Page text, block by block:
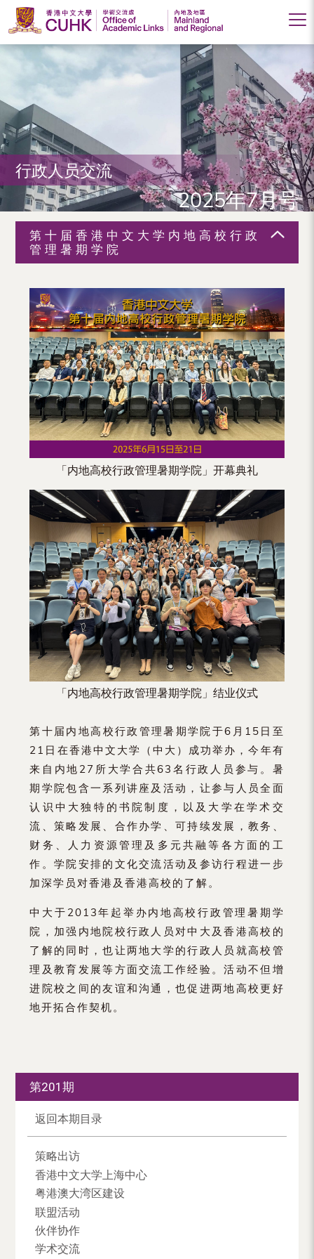
香
港
中
文
大
学
学
术
（内
区）
行政人员交流
2025年7月号
第十届香港中文大学内地高校行政
管理暑期学院
「内地高校行政管理暑期学院」开幕典礼
「内地高校行政管理暑期学院」结业仪式
第十届内地高校行政管理暑期学院于6月15日至
21日在香港中文大学（中大）成功举办，今年有
来自内地27所大学合共63名行政人员参与。暑
期学院包含一系列讲座及活动，让参与人员全面
认识中大独特的书院制度，以及大学在学术交
流、策略发展、合作办学、可持续发展，教务、
财务、人力资源管理及多元共融等各方面的工
作。学院安排的文化交流活动及参访行程进一步
加深学员对香港及香港高校的了解。
中大于2013年起举办内地高校行政管理暑期学
院，加强内地院校行政人员对中大及香港高校的
了解的同时，也让两地大学的行政人员就高校管
理及教育发展等方面交流工作经验。活动不但增
进院校之间的友谊和沟通，也促进两地高校更好
地开拓合作契机。
第201期
返回本期目录
策略出访
香港中文大学上海中心
粤港澳大湾区建设
联盟活动
伙伴协作
学术交流